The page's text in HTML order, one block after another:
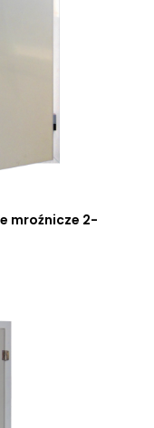
mroźnicze 2-